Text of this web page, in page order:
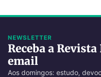
NEWSLETTER
Receba a
email
Aos domingos: estudo,